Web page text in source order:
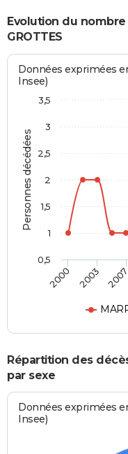
Evolution du nombre
GROTTES
Personnes décédées
Données exprimées
Insee)
2000 2003 2007
0,5
1
1,5
2
2,5
3
3,5
Répartition des
par sexe
Données exprimées
Insee)